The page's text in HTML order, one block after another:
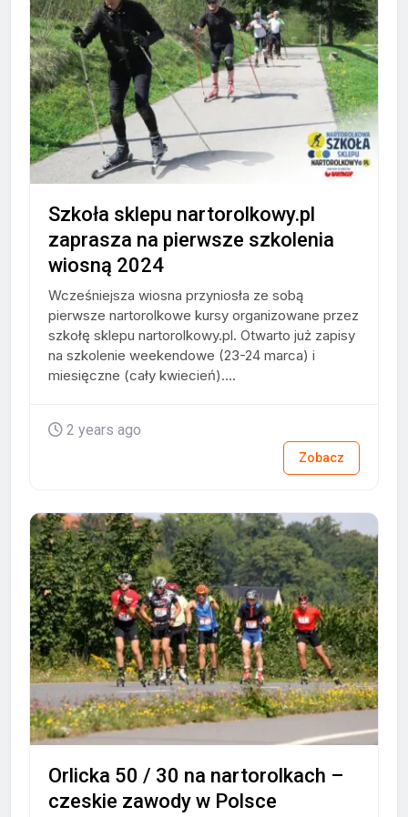
Szkoła sklepu nartorolkowy.pl
zaprasza na pierwsze szkolenia
wiosną 2024
Wcześniejsza wiosna przyniosła ze sobą
pierwsze nartorolkowe kursy organizowane przez
szkołę sklepu nartorolkowy.pl. Otwarto już zapisy
na szkolenie weekendowe (23-24 marca) i
miesięczne (cały kwiecień)....
2 years ago
Zobacz
Orlicka 50 / 30 na nartorolkach –
czeskie zawody w Polsce